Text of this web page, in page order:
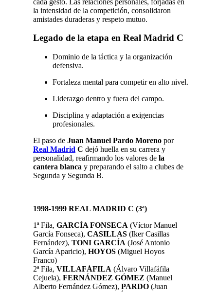
la intensidad de la competición, consolidaron
amistades duraderas y respeto mutuo.
Legado de la etapa en Real Madrid C
Dominio de la táctica y la organización
defensiva.
Fortaleza mental para competir en alto nivel.
Liderazgo dentro y fuera del campo.
Disciplina y adaptación a exigencias
profesionales.
El paso de Juan Manuel Pardo Moreno por
Real Madrid C dejó huella en su carrera y
personalidad, reafirmando los valores de la
cantera blanca y preparando el salto a clubes de
Segunda y Segunda B.
1998-1999 REAL MADRID C (3ª)
1ª Fila, GARCÍA FONSECA (Víctor Manuel
García Fonseca), CASILLAS (Iker Casillas
Fernández), TONI GARCÍA (José Antonio
García Aparicio), HOYOS (Miguel Hoyos
Franco)
2ª Fila, VILLAFÁFILA (Álvaro Villafáfila
Cejuela), FERNÁNDEZ GÓMEZ (Manuel
Alberto Fernández Gómez), PARDO (Juan